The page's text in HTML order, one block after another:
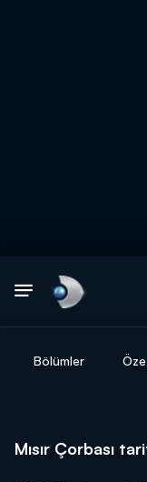
Bölümler
Mısır Çorbası